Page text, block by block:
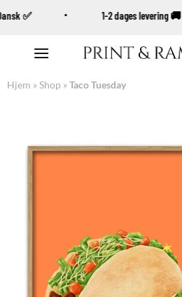
✅ 1-2 dages levering 🚚
indhold
Hjem »Shop »Taco Tuesday